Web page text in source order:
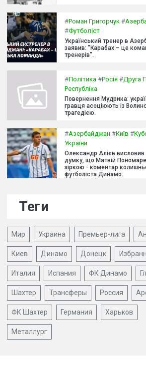
#Роман Григорчук #
#Футболіст
Український тренер в
заявив: "Карабах – це
тренерів".
#Політика #Росія #Друга
Республіка
Повернення Мудрика:
гравця асоціюють із
трагедією.
#Азербайджан #Київ #
України
Олександр Алієв
думку, що Матвій
зіркою - коментар
футболіста Динамо.
Теги
Мир Украина Премьер-лига
Киев Динамо Донецк
Италия Испания ФК Динамо
Шахтер Трансферы Россия
ФК Шахтер Германия Харьков
Металлург